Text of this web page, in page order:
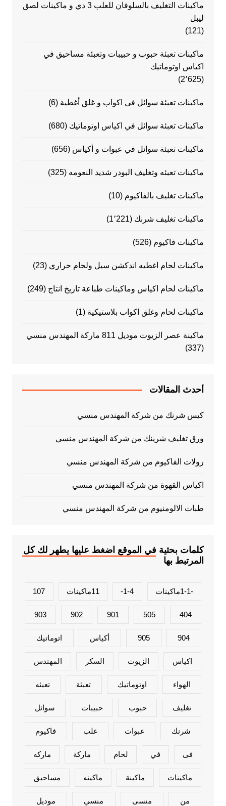
ماكينات التغليف بالسلوفان للعلب 3 دي و ماكينات لصق
ليبل
(121)
ماكينات تعبئة حبوب و حبيبات وتعبئة مساحيق في
اكياس اوتوماتيك
(2٬625)
ماكينات تعبئة سوائل فى اكواب و غلق أغطية (6)
ماكينات تعبئة سوائل في اكياس اوتوماتيك (680)
ماكينات تعبئة سوائل في عبوات و أكياس (656)
ماكينات تعبئه وتغليف البودر شديد النعومه (325)
ماكينات تغليف بالفاكيوم (10)
ماكينات تغليف شرنك (1٬221)
ماكينات فاكيوم (526)
ماكينات لحام اغطيه اندكشن سيل ولحام حراري (23)
ماكينات لحام اكياس وماكينات طباعة تاريخ انتاج (249)
ماكينات لحام وغلق اكواب بلاستيكية (1)
ماكينة عصر الزيوت موديل 811 ماركة المهندس منسي
(337)
أحدث المقالات
كيس شرنك من شركة المهندس منسي
ورق تغليف شرينك من شركة المهندس منسي
رولات الفاكيوم من شركة المهندس منسي
اكياس القهوة من شركة المهندس منسي
طبات الالومنيوم من شركة المهندس منسي
كلمات بحثية في الموقع اضغط عليها يطهر لك كل
المرتبط بها
-1-1ماكينات 1-4- 11ماكينات 107
404
505
901
902
903
904
905 أكياس اتوماتيك
اكياس الزيوت السكر المهندس
الهواء اوتوماتيك تعبئة تعبئه
تغليف حبوب حبيبات سوائل
شرنك عبوات علب فاكيوم
فى في لحام ماركة ماركه
ماكينات ماكينة ماكينه مساحيق
من منسى منسي موديل